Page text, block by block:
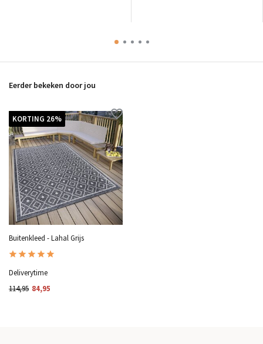
Eerder bekeken door jou
KORTING 26%
Buitenkleed - Lahal Grijs
Deliverytime
114,95 84,95